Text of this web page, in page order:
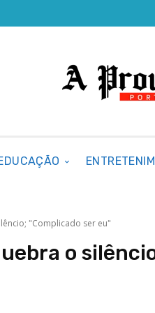
"Complicado ser eu"
o